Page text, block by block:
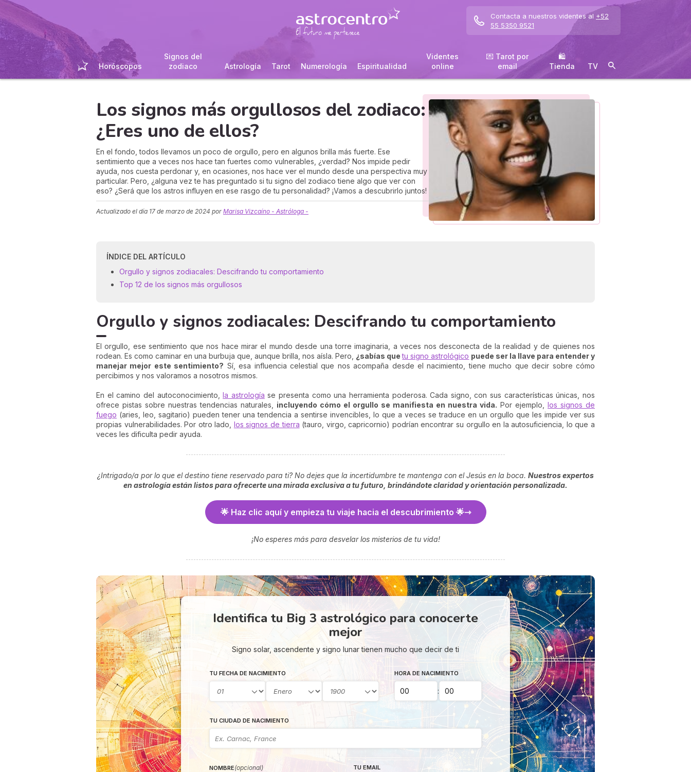
Contacta a nuestros videntes al +52
55 5350 9521
Horóscopos
Signos del
zodiaco
Astrología Tarot Numerología Espiritualidad
Videntes
online
💌 Tarot por
email
🛍
️Tienda
TV
Los signos más orgullosos del zodiaco:
¿Eres uno de ellos?
En el fondo, todos llevamos un poco de orgullo, pero en algunos brilla más fuerte. Ese
sentimiento que a veces nos hace tan fuertes como vulnerables, ¿verdad? Nos impide pedir
ayuda, nos cuesta perdonar y, en ocasiones, nos hace ver el mundo desde una perspectiva muy
particular. Pero, ¿alguna vez te has preguntado si tu signo del zodiaco tiene algo que ver con
eso? ¿Será que los astros influyen en ese rasgo de tu personalidad? ¡Vamos a descubrirlo juntos!
Actualizado el día 17 de marzo de 2024 por Marisa Vizcaíno - Astróloga -
ÍNDICE DEL ARTÍCULO
Orgullo y signos zodiacales: Descifrando tu comportamiento
Top 12 de los signos más orgullosos
Orgullo y signos zodiacales: Descifrando tu comportamiento
El orgullo, ese sentimiento que nos hace mirar el mundo desde una torre imaginaria, a veces nos desconecta de la realidad y de quienes nos
rodean. Es como caminar en una burbuja que, aunque brilla, nos aísla. Pero, ¿sabías quetu signo astrológico puede ser la llave para entender y
manejar mejor este sentimiento? Sí, esa influencia celestial que nos acompaña desde el nacimiento, tiene mucho que decir sobre cómo
percibimos y nos valoramos a nosotros mismos.
En el camino del autoconocimiento,la astrología se presenta como una herramienta poderosa. Cada signo, con sus características únicas, nos
ofrece pistas sobre nuestras tendencias naturales, incluyendo cómo el orgullo se manifiesta en nuestra vida. Por ejemplo, los signos de
fuego (aries, leo, sagitario) pueden tener una tendencia a sentirse invencibles, lo que a veces se traduce en un orgullo que les impide ver sus
propias vulnerabilidades. Por otro lado, los signos de tierra (tauro, virgo, capricornio) podrían encontrar su orgullo en la autosuficiencia, lo que a
veces les dificulta pedir ayuda.
¿Intrigado/a por lo que el destino tiene reservado para ti? No dejes que la incertidumbre te mantenga con el Jesús en la boca. Nuestros expertos
en astrología están listos para ofrecerte una mirada exclusiva a tu futuro, brindándote claridad y orientación personalizada.
🌟 Haz clic aquí y empieza tu viaje hacia el descubrimiento 🌟
¡No esperes más para desvelar los misterios de tu vida!
Identifica tu Big 3 astrológico para conocerte
mejor
Signo solar, ascendente y signo lunar tienen mucho que decir de ti
TU FECHA DE NACIMIENTO HORA DE NACIMIENTO
:
TU CIUDAD DE NACIMIENTO
NOMBRE(opcional) TU EMAIL